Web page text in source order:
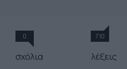
0
σχόλια
710
λέξεις